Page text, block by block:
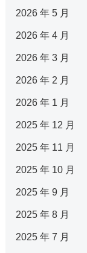
2026 年 5 月
2026 年 4 月
2026 年 3 月
2026 年 2 月
2026 年 1 月
2025 年 12 月
2025 年 11 月
2025 年 10 月
2025 年 9 月
2025 年 8 月
2025 年 7 月